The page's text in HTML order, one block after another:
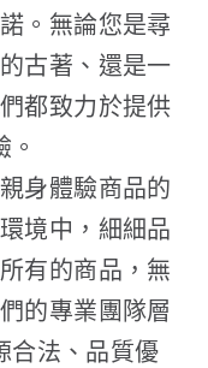
。無論您是尋
古著、還是一
都致力於提供
身體驗商品的
境中，細細品
有的商品，無
的專業團隊層
合法、品質優